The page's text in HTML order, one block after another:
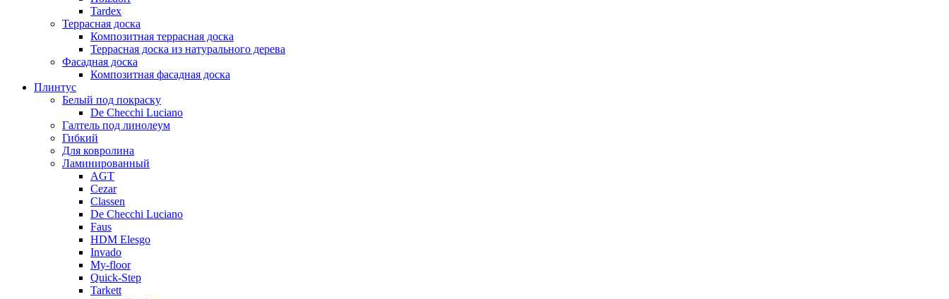
Tardex
Террасная доска
Композитная террасная доска
Террасная доска из натурального дерева
Фасадная доска
Композитная фасадная доска
Плинтус
Белый под покраску
De Checchi Luciano
Галтель под линолеум
Гибкий
Для ковролина
Ламинированный
AGT
Cezar
Classen
De Checchi Luciano
Faus
HDM Elesgo
Invado
My-floor
Quick-Step
Tarkett